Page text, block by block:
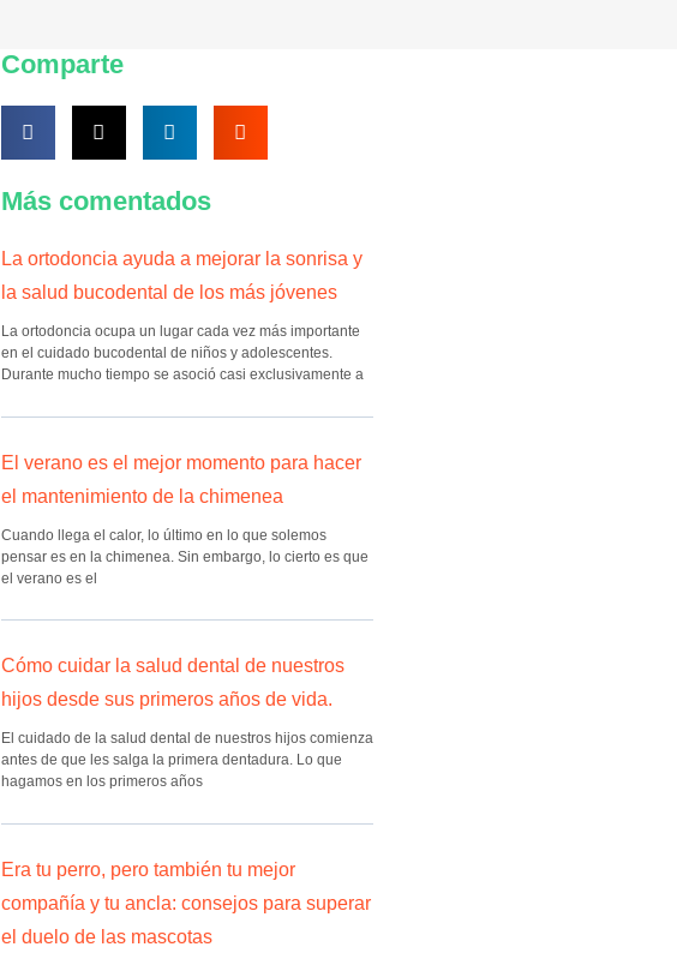
Comparte
Más comentados
La ortodoncia ayuda a mejorar la sonrisa y
la salud bucodental de los más jóvenes
La ortodoncia ocupa un lugar cada vez más importante
en el cuidado bucodental de niños y adolescentes.
Durante mucho tiempo se asoció casi exclusivamente a
El verano es el mejor momento para hacer
el mantenimiento de la chimenea
Cuando llega el calor, lo último en lo que solemos
pensar es en la chimenea. Sin embargo, lo cierto es que
el verano es el
Cómo cuidar la salud dental de nuestros
hijos desde sus primeros años de vida.
El cuidado de la salud dental de nuestros hijos comienza
antes de que les salga la primera dentadura. Lo que
hagamos en los primeros años
Era tu perro, pero también tu mejor
compañía y tu ancla: consejos para superar
el duelo de las mascotas